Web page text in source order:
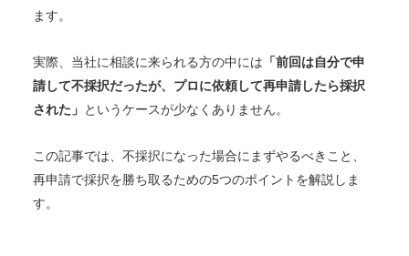
ます。
実際、当社に相談に来られる方の中には 「前回は自分で申
請して不採択だったが、プロに依頼して再申請したら採択
された」 というケースが少なくありません。
この記事では、不採択になった場合にまずやるべきこと、
再申請で採択を勝ち取るための5つのポイントを解説しま
す。